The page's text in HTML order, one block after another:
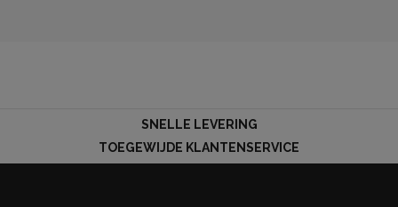
SNELLE LEVERING
TOEGEWIJDE KLANTENSERVICE